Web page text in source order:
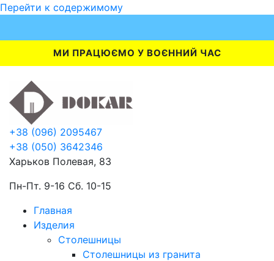
Перейти к содержимому
МИ ПРАЦЮЄМО У ВОЄННИЙ ЧАС
+38 (096) 2095467
+38 (050) 3642346
Харьков Полевая, 83
Пн-Пт. 9-16 Сб. 10-15
Главная
Изделия
Столешницы
Столешницы из гранита